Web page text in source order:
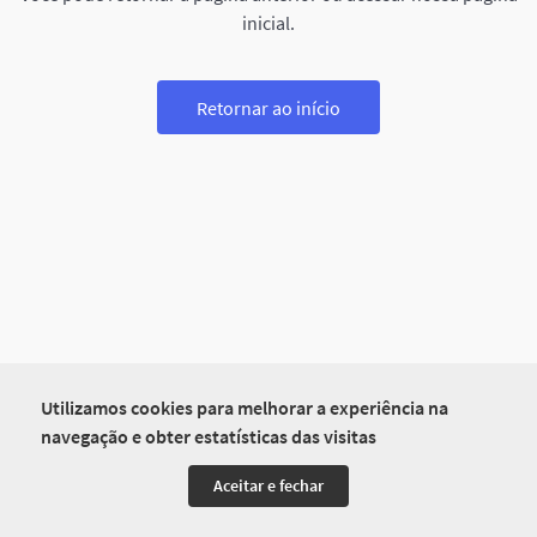
Utilizamos cookies para melhorar a experiência na
navegação e obter estatísticas das visitas
Aceitar e fechar
inicial.
Retornar ao início